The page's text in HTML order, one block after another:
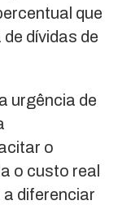
que
dívidas de
urgência de
o
o custo real
diferenciar